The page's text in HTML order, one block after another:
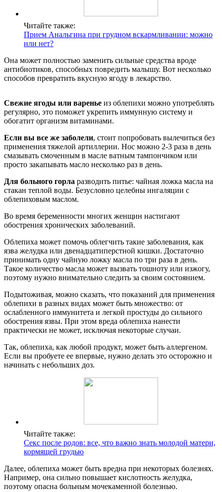
Читайте также:
Прием Анальгина при грудном вскармливании: можно
или нет?
Она может полностью заменить сильные средства вроде
антибиотиков, способных повредить малышу. Вот несколько
способов превратить вкусную ягоду в лекарство.
Свежие ягоды или варенье из облепихи можно употреблять
регулярно, это поможет укрепить иммунную систему и
обогатит организм витаминами.
Если вы все же заболели, стоит попробовать вылечиться без
применения тяжелой артиллерии. Нос можно 2-3 раза в день
смазывать смоченным в масле ватным тампончиком или
просто закапывать масло несколько раз в день.
Для больного горла разводить питье: чайная ложка масла на
стакан теплой воды. Безусловно целебны ингаляции с
облепиховым маслом.
Во время беременности многих женщин настигают
обострения хронических заболеваний.
Облепиха может помочь облегчить такие заболевания, как
язва желудка или двенадцатиперстной кишки. Достаточно
принимать одну чайную ложку масла по три раза в день.
Такое количество масла может вызвать тошноту или изжогу,
поэтому нужно внимательно следить за своим состоянием.
Подытоживая, можно сказать, что показаний для применения
облепихи в разных видах может быть множество: от
ослабленного иммунитета и легкой простуды до сильного
обострения язвы. При этом вреда облепиха нанести
практически не может, исключая некоторые случаи.
Так, облепиха, как любой продукт, может быть аллергеном.
Если вы пробуете ее впервые, нужно делать это осторожно и
начинать с небольших доз.
Читайте также:
Секс после родов: все, что важно знать молодой матери,
кормящей грудью
Далее, облепиха может быть вредна при некоторых болезнях.
Например, она сильно повышает кислотность желудка,
поэтому опасна больным мочекаменной болезнью.